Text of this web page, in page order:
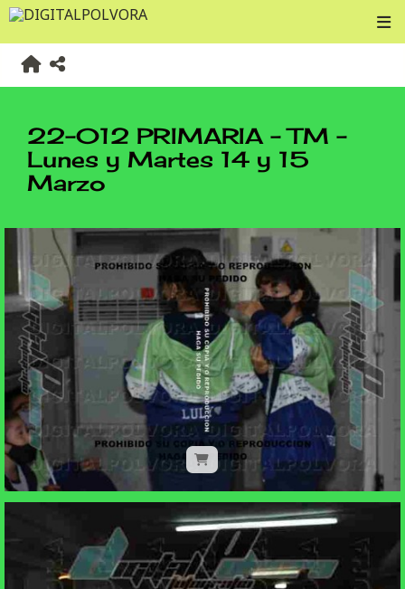
22-012 PRIMARIA - TM -
Lunes y Martes 14 y 15
Marzo